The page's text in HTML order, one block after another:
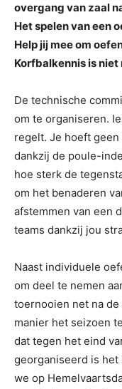
overgang van zaal
Het spelen van een
Help jij mee om
Korfbalkennis is
De technische
om te organiseren.
regelt. Je hoeft
dankzij de poule-
hoe sterk de
om het benaderen
afstemmen van een
teams dankzij jou
Naast individuele
om deel te nemen
toernooien net na
manier het seizoen
dat tegen het eind
georganiseerd is het
we op